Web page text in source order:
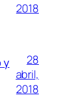
2018
y
28
abril,
2018